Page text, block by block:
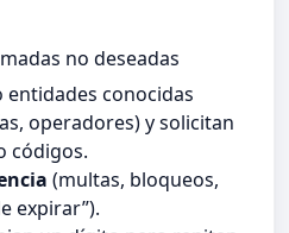
no deseadas
entidades conocidas
operadores) y solicitan
códigos.
(multas, bloqueos,
expirar”).